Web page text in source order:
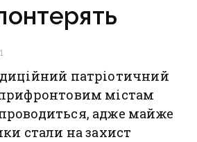
патріотичний
містам
адже майже
стали на захист